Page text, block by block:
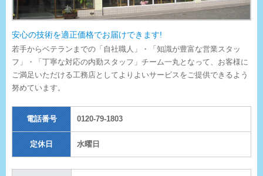
安心の技術を適正価格でお届けできます!
若手からベテランまでの「自社職人」・「知識が豊富な営業スタッ
フ」・「丁寧な対応の内勤スタッフ」チーム一丸となって、お客様に
ご満足いただける工務店としてよりよいサービスをご提供できるよう
努めています。
電話番号 0120-79-1803
定休日 水曜日